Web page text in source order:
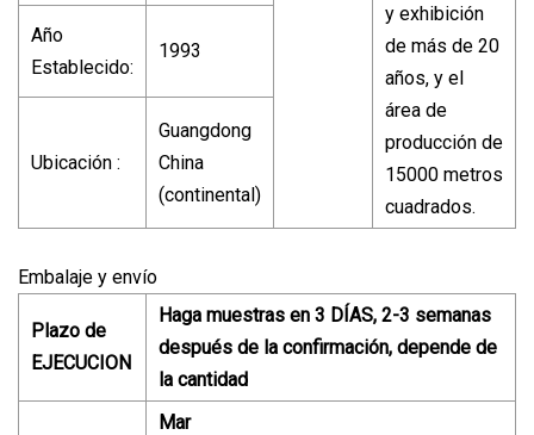
y exhibición
de más de 20
años, y el
área de
producción de
15000 metros
cuadrados.
Año
Establecido:
1993
Ubicación :
Guangdong
China
(continental)
Embalaje y envío
Plazo de
EJECUCION
Haga muestras en 3 DÍAS, 2-3 semanas
después de la confirmación, depende de
la cantidad
Mar